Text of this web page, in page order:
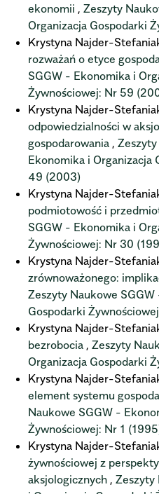
ekonomii ,Zeszyty
Organizacja Gospodarki
Krystyna Najder-
rozważań o etyce
SGGW - Ekonomika i
Żywnościowej: Nr 59
Krystyna Najder-
odpowiedzialności w
gospodarowania ,
Ekonomika i Organizacja
49 (2003)
Krystyna Najder-
podmiotowość i
SGGW - Ekonomika i
Żywnościowej: Nr 30
Krystyna Najder-
zrównoważonego:
Zeszyty Naukowe
Gospodarki
Krystyna Najder-
bezrobocia ,Zeszyty
Organizacja Gospodarki
Krystyna Najder-
element systemu
Naukowe SGGW -
Żywnościowej: Nr 1
Krystyna Najder-
żywnościowej z
aksjologicznych ,Zeszyty